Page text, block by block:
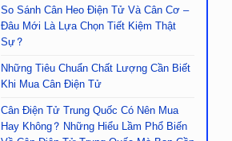
So Sánh Cân Heo Điện Tử Và Cân Cơ –
Đâu Mới Là Lựa Chọn Tiết Kiệm Thật
Sự?
Những Tiêu Chuẩn Chất Lượng Cần Biết
Khi Mua Cân Điện Tử
Cân Điện Tử Trung Quốc Có Nên Mua
Hay Không? Những Hiểu Lầm Phổ Biến